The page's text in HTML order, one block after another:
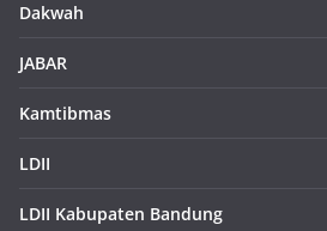
Dakwah
JABAR
Kamtibmas
LDII
LDII Kabupaten Bandung